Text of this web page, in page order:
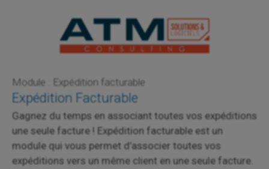
Module : Expédition facturable
Expédition Facturable
Gagnez du temps en associant toutes vos expéditions
une seule facture ! Expédition facturable est un
module qui vous permet d’associer toutes vos
expéditions vers un même client en une seule facture.